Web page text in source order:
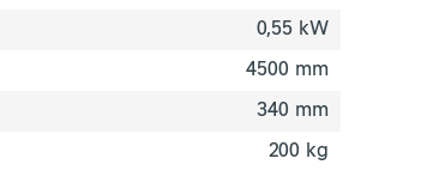
0,55 kW
4500 mm
340 mm
200 kg